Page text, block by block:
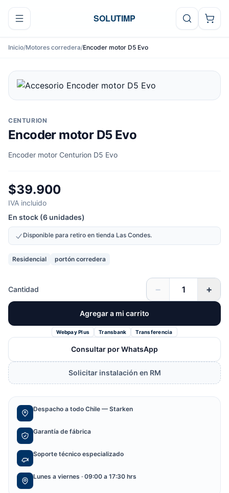
Ir al contenido
SOLUTIMP
Inicio/Motores corredera/Encoder motor D5 Evo
CENTURION
Encoder motor D5 Evo
Encoder motor Centurion D5 Evo
$39.900
IVA incluido
En stock (6 unidades)
Disponible para retiro en tienda Las Condes.
Residencial portón corredera
Cantidad − +
Agregar a mi carrito
Webpay Plus Transbank Transferencia
Consultar por WhatsApp
Solicitar instalación en RM
Despacho a todo Chile — Starken
Garantía de fábrica
Soporte técnico especializado
Lunes a viernes · 09:00 a 17:30 hrs